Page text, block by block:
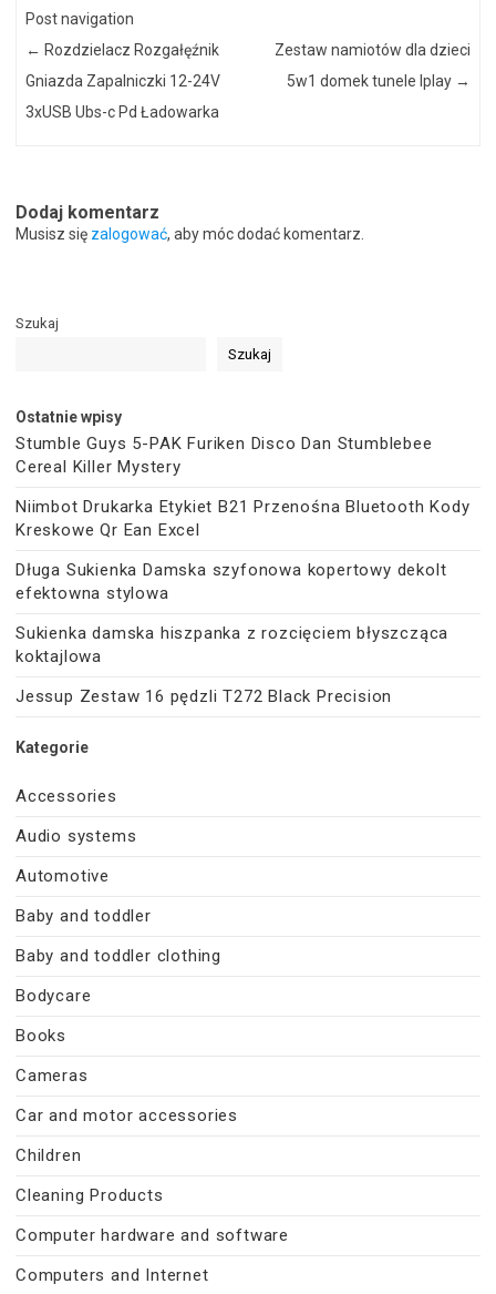
Post navigation
← Rozdzielacz Rozgałęźnik
Gniazda Zapalniczki 12-24V
3xUSB Ubs-c Pd Ładowarka
Zestaw namiotów dla dzieci
5w1 domek tunele Iplay →
Dodaj komentarz
Musisz się zalogować, aby móc dodać komentarz.
Szukaj
Szukaj
Ostatnie wpisy
Stumble Guys 5-PAK Furiken Disco Dan Stumblebee
Cereal Killer Mystery
Niimbot Drukarka Etykiet B21 Przenośna Bluetooth Kody
Kreskowe Qr Ean Excel
Długa Sukienka Damska szyfonowa kopertowy dekolt
efektowna stylowa
Sukienka damska hiszpanka z rozcięciem błyszcząca
koktajlowa
Jessup Zestaw 16 pędzli T272 Black Precision
Kategorie
Accessories
Audio systems
Automotive
Baby and toddler
Baby and toddler clothing
Bodycare
Books
Cameras
Car and motor accessories
Children
Cleaning Products
Computer hardware and software
Computers and Internet